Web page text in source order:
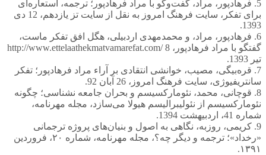
5. فرهادپور، مراد، گفت‌وگو با مراد فرهادپور؛ ترجمه، استعاره‌ای
برای تفکر، سایت فرهنگ امروز به نقل از سایت تز یازدهم، 12 دی
1393.
6. فرهادپور، مراد، و محمدمهدی اردبیلی، هگل افق تفکر ماست،
گفتگو با مراد فرهادپور، http://www.ettelaathekmatvamarefat.com/ 8
تیر 1393.
7. قره‌بیگی، مصیب، خوانشی انتقادی بر آراء مراد فرهادپور؛ تفکر
سانتریفیوژی، سایت فرهنگ امروز، 26 آبان 92.
8. قوچانی، محمد، نئومارکسیسم و بحران جامعه نشناسی؛ چگونه
نئومارکسیسم از نئولیبرالیسم هیولا می‌سازد، مجله مهرنامه،
شماره 41، اردبیهشت 1394.
9. کریمی، روزبه، نگاهی به اصول و بنیان‌های پروژه ترجمانی
«رخداد»؛ ترجمه و دیگر چه؟، مجله مهرنامه، شماره ۲۰، فروردین
۱۳۹۱.